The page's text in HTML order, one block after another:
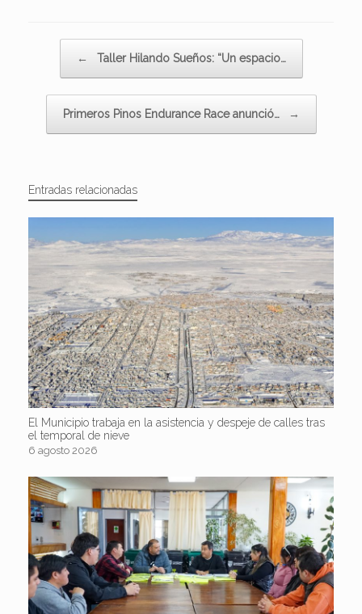
← Taller Hilando Sueños: “Un espacio…
Primeros Pinos Endurance Race anunció… →
Entradas relacionadas
El Municipio trabaja en la asistencia y despeje de calles tras
el temporal de nieve
6 agosto 2026